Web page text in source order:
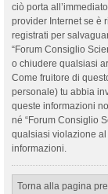
ciò porta
provider Internet se è
registrati per
“Forum Consiglio
o chiudere qualsiasi
Come fruitore di
personale) tu abbia
queste informazioni
né “Forum Consiglio
qualsiasi violazione
informazioni.
Torna alla pagina